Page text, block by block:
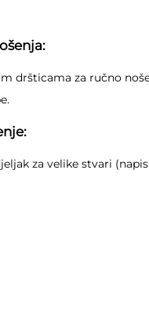
dršticama za ručno
za velike stvari